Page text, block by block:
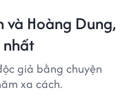
và Hoàng Dung,
giả bằng chuyện
xa cách.